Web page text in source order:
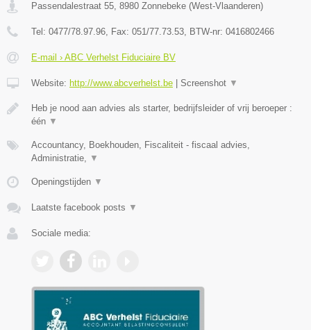
Passendalestraat 55, 8980 Zonnebeke (West-Vlaanderen)
Tel: 0477/78.97.96, Fax: 051/77.73.53, BTW-nr: 0416802466
E-mail › ABC Verhelst Fiduciaire BV
Website: http://www.abcverhelst.be Screenshot ▼
Heb je nood aan advies als starter, bedrijfsleider of vrij beroeper :
één ▼
Accountancy, Boekhouden, Fiscaliteit - fiscaal advies,
Administratie, ▼
Openingstijden ▼
Laatste facebook posts ▼
Sociale media: